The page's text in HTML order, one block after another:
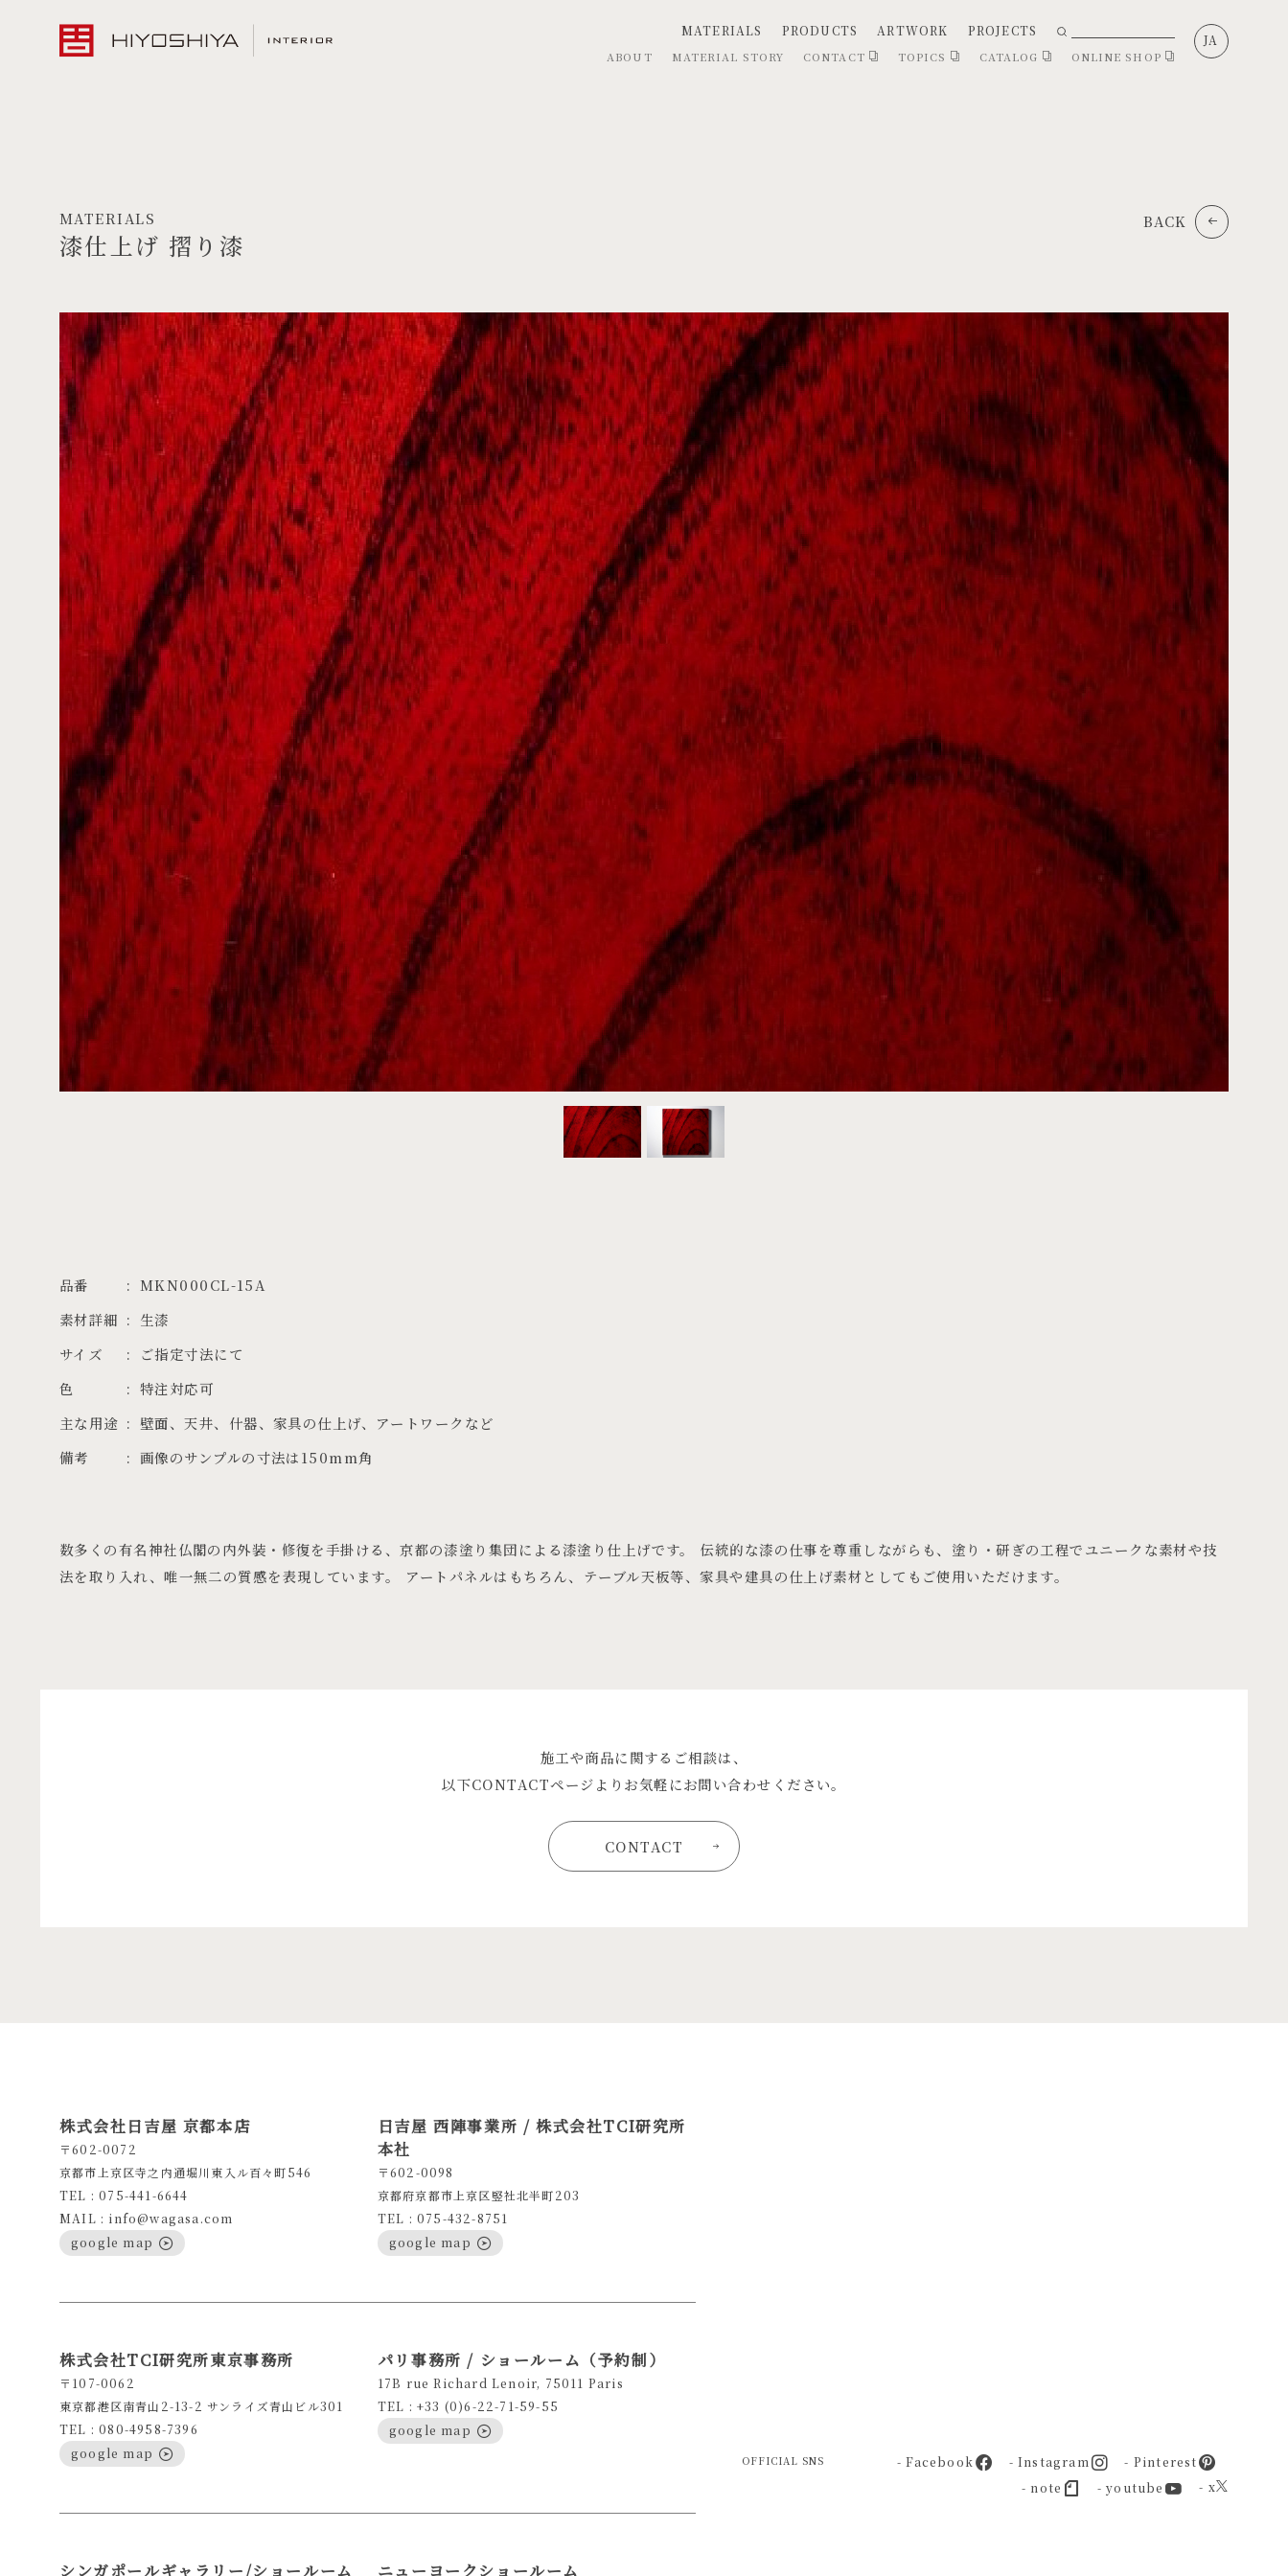
MATERIALS PRODUCTS ARTWORK PROJECTS
ABOUT MATERIAL STORY CONTACT TOPICS CATALOG ONLINE SHOP
JA
MATERIALS
漆仕上げ 摺り漆
BACK
品番
MKN000CL-15A
素材詳細
生漆
サイズ
ご指定寸法にて
色
特注対応可
主な用途
壁面、天井、什器、家具の仕上げ、アートワークなど
備考
画像のサンプルの寸法は150mm角
数多くの有名神社仏閣の内外装・修復を手掛ける、京都の漆塗り集団による漆塗り仕上げです。 伝統的な漆の仕事を尊重しながらも、塗り・研ぎの工程でユニークな素材や技
法を取り入れ、唯一無二の質感を表現しています。 アートパネルはもちろん、テーブル天板等、家具や建具の仕上げ素材としてもご使用いただけます。
施工や商品に関するご相談は、
以下CONTACTページよりお気軽にお問い合わせください。
CONTACT
株式会社日吉屋 京都本店
〒602-0072
京都市上京区寺之内通堀川東入ル百々町546
TEL : 075-441-6644
MAIL : info@wagasa.com
google map
日吉屋 西陣事業所 / 株式会社TCI研究所
本社
〒602-0098
京都府京都市上京区竪社北半町203
TEL : 075-432-8751
google map
株式会社TCI研究所東京事務所
〒107-0062
東京都港区南青山2-13-2 サンライズ青山ビル301
TEL : 080-4958-7396
google map
パリ事務所 / ショールーム（予約制）
17B rue Richard Lenoir, 75011 Paris
TEL : +33 (0)6-22-71-59-55
google map
シンガポールギャラリー/ショールーム ニューヨークショールーム
OFFICIAL SNS - Facebook - Instagram
- Pinterest
- note
- youtube - x